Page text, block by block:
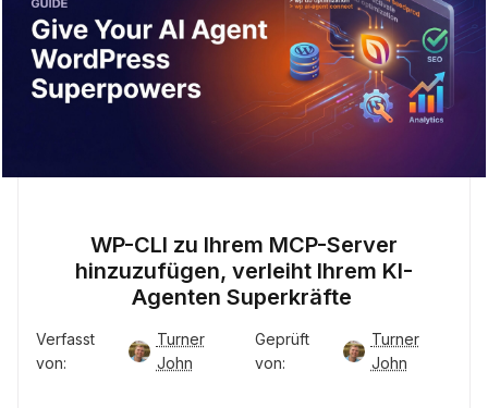
WP-CLI zu Ihrem MCP-Server
hinzuzufügen, verleiht Ihrem KI-
Agenten Superkräfte
Verfasst
von:
Turner
John
Geprüft
von:
Turner
John